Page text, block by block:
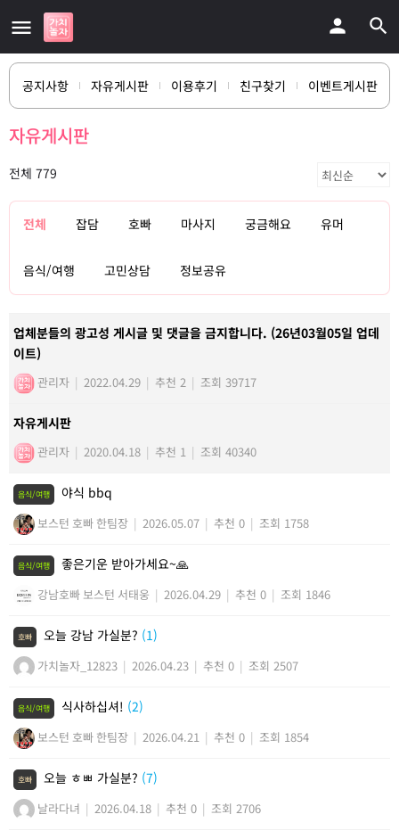
공지사항 자유게시판 이용후기 친구찾기 이벤트게시판
자유게시판
전체 779
전체 잡담 호빠 마사지 궁금해요 유머
음식/여행 고민상담 정보공유
업체분들의 광고성 게시글 및 댓글을 금지합니다. (26년03월05일 업데
이트)
관리자 | 2022.04.29 | 추천 2 | 조회 39717
자유게시판
관리자 | 2020.04.18 | 추천 1 | 조회 40340
음식/여행 야식 bbq
보스턴 호빠 한팀장 | 2026.05.07 | 추천 0 | 조회 1758
음식/여행 좋은기운 받아가세요~🙏
강남호빠 보스턴 서태웅 | 2026.04.29 | 추천 0 | 조회 1846
호빠 오늘 강남 가실분? (1)
가치놀자_12823 | 2026.04.23 | 추천 0 | 조회 2507
음식/여행 식사하십셔! (2)
보스턴 호빠 한팀장 | 2026.04.21 | 추천 0 | 조회 1854
호빠 오늘 ㅎㅃ 가실분? (7)
날라다녀 | 2026.04.18 | 추천 0 | 조회 2706